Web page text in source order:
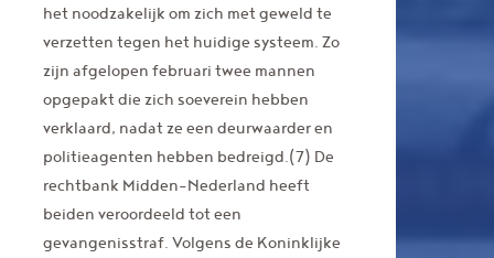
het noodzakelijk om zich met geweld te
verzetten tegen het huidige systeem. Zo
zijn afgelopen februari twee mannen
opgepakt die zich soeverein hebben
verklaard, nadat ze een deurwaarder en
politieagenten hebben bedreigd.(7) De
rechtbank Midden-Nederland heeft
beiden veroordeeld tot een
gevangenisstraf. Volgens de Koninklijke